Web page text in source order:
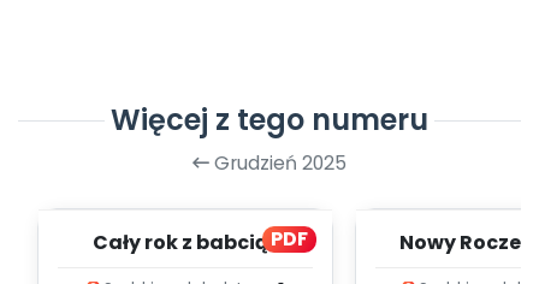
Więcej z tego numeru
Grudzień 2025
PDF
Cały rok z babcią i
Nowy